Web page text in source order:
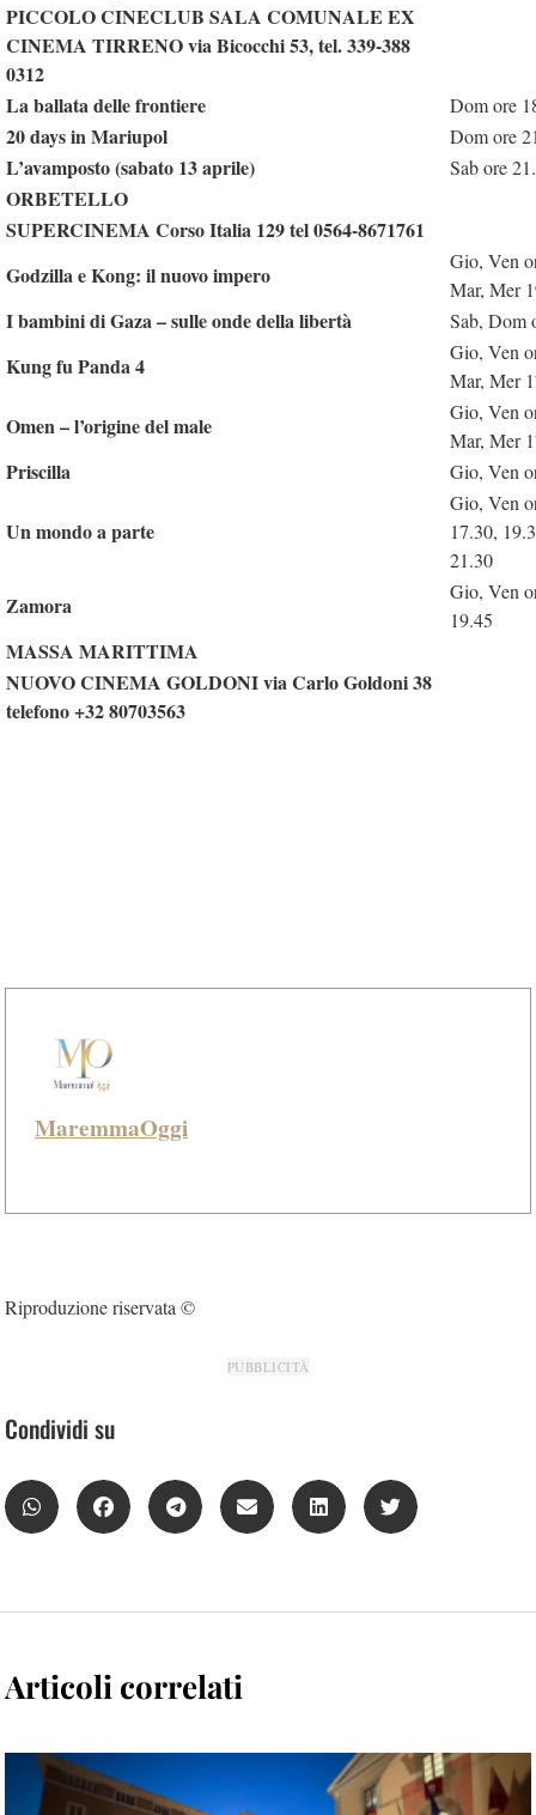
PICCOLO CINECLUB SALA COMUNALE EX
CINEMA TIRRENO via Bicocchi 53, tel. 339-388
0312
La ballata delle frontiere
Dom ore
20 days in Mariupol Dom ore
L’avamposto (sabato 13 aprile) Sab ore
ORBETELLO
SUPERCINEMA Corso Italia 129 tel 0564-8671761
Godzilla e Kong: il nuovo impero
Gio, Ven
Mar, Mer
I bambini di Gaza – sulle onde della libertà Sab, Dom
Kung fu Panda 4
Gio, Ven
Mar, Mer
Omen – l’origine del male
Gio, Ven
Mar, Mer
Priscilla Gio, Ven
Un mondo a parte
Gio, Ven
17.30,
21.30
Zamora
Gio, Ven
19.45
MASSA MARITTIMA
NUOVO CINEMA GOLDONI via Carlo Goldoni 38
telefono +32 80703563
MaremmaOggi
Riproduzione riservata ©
PUBBLICITÀ
Condividi su
Articoli correlati